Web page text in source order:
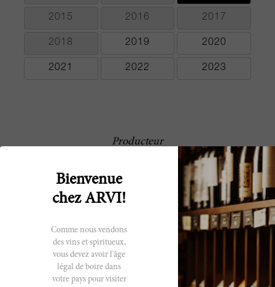
2015 2016 2017
2018 2019 2020
2021 2022 2023
Producteur
Rothschild and
Concha Y Toro
Le projet super premium
Almaviva est né de la rencontre
entre l’une des plus grandes entités
vinicoles au Chili, Concha y Toro,
et la plus célèbre famille bordelaise,
les Rothschild de Mouton-
Rothschild. Fondée en 1997, cette
joint venture visait à élaborer des
précisément, des vins susceptibles
Bienvenue
chez ARVI!
Comme nous vendons
des vins et spiritueux,
vous devez avoir l'âge
légal de boire dans
votre pays pour visiter